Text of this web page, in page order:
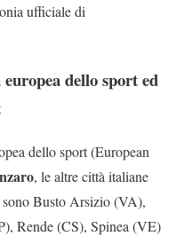
ufficiale di
dello sport ed
dello sport (European
, le altre città italiane
Busto Arsizio (VA),
Rende (CS), Spinea (VE)